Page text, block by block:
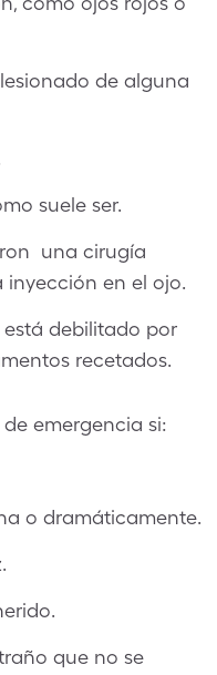
de alguna
suele ser.
una cirugía
en el ojo.
debilitado por
recetados.
emergencia si:
o dramáticamente.
que no se